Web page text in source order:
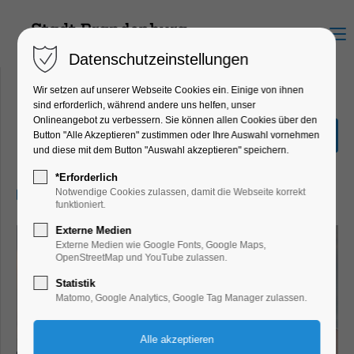
Menu
Die Herrlichkeit des Lebens
Kino
19.05.2024, 17:00–19:00
Datenschutzeinstellungen
Wir setzen auf unserer Webseite Cookies ein. Einige von ihnen
sind erforderlich, während andere uns helfen, unser
Onlineangebot zu verbessern. Sie können allen Cookies über den
Button "Alle Akzeptieren" zustimmen oder Ihre Auswahl vornehmen
und diese mit dem Button "Auswahl akzeptieren" speichern.
*Erforderlich
Notwendige Cookies zulassen, damit die Webseite korrekt
funktioniert.
Externe Medien
Externe Medien wie Google Fonts, Google Maps,
OpenStreetMap und YouTube zulassen.
Statistik
Matomo, Google Analytics, Google Tag Manager zulassen.